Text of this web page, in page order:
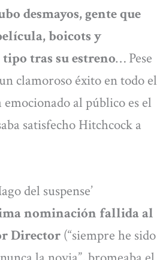
desmayos, gente que
boicots y
tras su estreno… Pese
clamoroso éxito en todo el
al público es el
satisfecho Hitchcock a
del suspense’
nominación fallida al
Director (“siempre he sido